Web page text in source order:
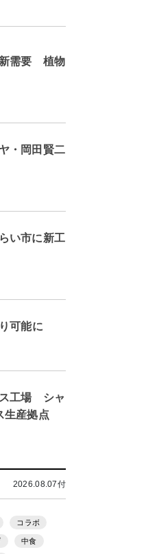
新需要 植物
・岡田賢二
い市に新工
可能に
ス工場 シャ
生産拠点
2026.08.07付
コラボ
中食